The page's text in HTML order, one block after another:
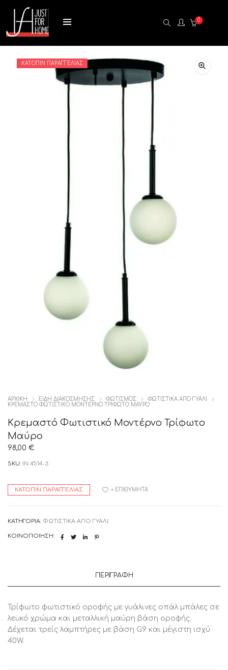
0
ΚΑΤΌΠΙΝ ΠΑΡΑΓΓΕΛΊΑΣ
ΑΡΧΙΚΉ ΕΙΔΗ ΔΙΑΚΟΣΜΗΣΗΣ ΦΩΤΙΣΜΟΣ
ΦΩΤΙΣΤΙΚΑ ΑΠΟ ΓΥΑΛΙ
ΚΡΕΜΑΣΤΌ ΦΩΤΙΣΤΙΚΌ ΜΟΝΤΈΡΝΟ ΤΡΊΦΩΤΟ ΜΑΎΡΟ
Κρεμαστό Φωτιστικό Μοντέρνο Τρίφωτο
Μαύρο
98,00 €
SKU: IN 4514-3
ΚΑΤΌΠΙΝ ΠΑΡΑΓΓΕΛΊΑΣ + ΕΠΙΘΥΜΗΤΆ
ΚΑΤΗΓΟΡΊΑ: ΦΩΤΙΣΤΙΚΑ ΑΠΟ ΓΥΑΛΙ
ΚΟΙΝΟΠΟΊΗΣΗ:
ΠΕΡΙΓΡΑΦΉ
Τρίφωτο φωτιστικό οροφής με γυάλινες οπάλ μπάλες σε
λευκό χρώμα και μεταλλική μαύρη βάση οροφής.
Δέχεται τρείς λαμπτήρες με βάση G9 και μέγιστη ισχύ
40W.